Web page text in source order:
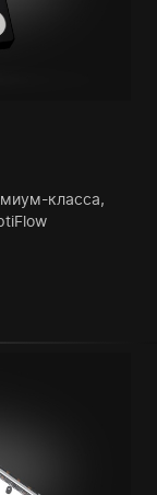
класса,